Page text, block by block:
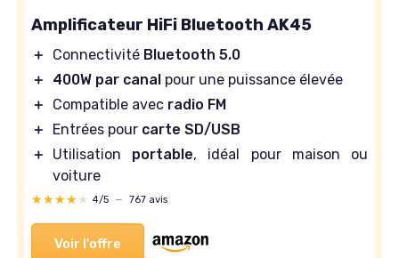
Amplificateur HiFi Bluetooth AK45
＋ Connectivité Bluetooth 5.0
＋
400W par canal pour une puissance élevée
＋
Compatible avec radio FM
＋
Entrées pour carte SD/USB
＋
Utilisation portable, idéal pour maison ou
voiture
★★★★★
★★★★★ 4/5 — 767 avis
Voir l'offre